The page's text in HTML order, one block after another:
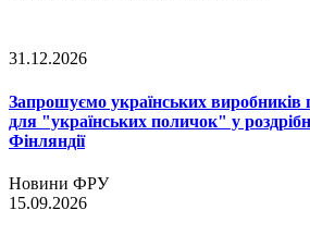
31.12.2026
Запрошуємо українських виробників
для "українських поличок" у
Фінляндії
Новини ФРУ
15.09.2026